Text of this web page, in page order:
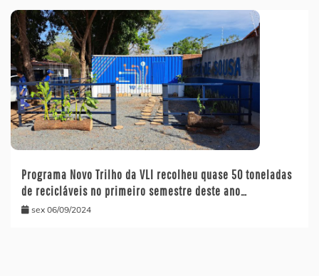
Programa Novo Trilho da VLI recolheu quase 50 toneladas
de recicláveis no primeiro semestre deste ano…
sex 06/09/2024